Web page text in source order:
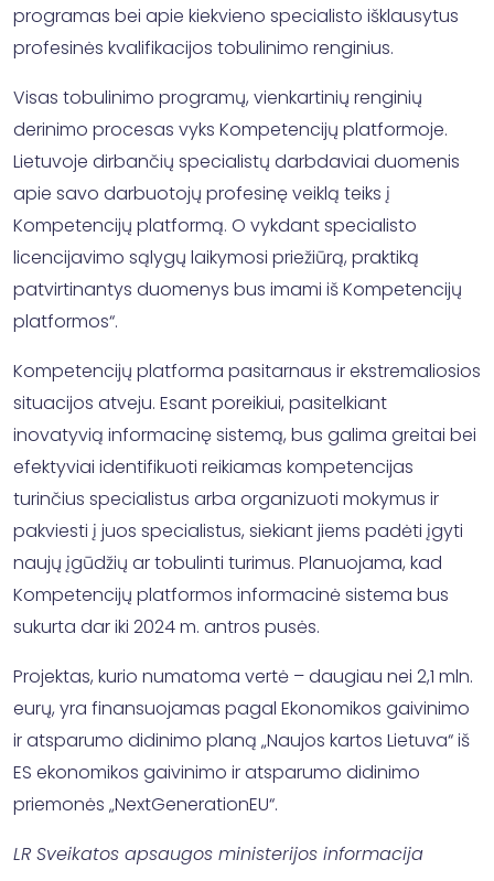
programas bei apie kiekvieno specialisto išklausytus
profesinės kvalifikacijos tobulinimo renginius.
Visas tobulinimo programų, vienkartinių renginių
derinimo procesas vyks Kompetencijų platformoje.
Lietuvoje dirbančių specialistų darbdaviai duomenis
apie savo darbuotojų profesinę veiklą teiks į
Kompetencijų platformą. O vykdant specialisto
licencijavimo sąlygų laikymosi priežiūrą, praktiką
patvirtinantys duomenys bus imami iš Kompetencijų
platformos“.
Kompetencijų platforma pasitarnaus ir ekstremaliosios
situacijos atveju. Esant poreikiui, pasitelkiant
inovatyvią informacinę sistemą, bus galima greitai bei
efektyviai identifikuoti reikiamas kompetencijas
turinčius specialistus arba organizuoti mokymus ir
pakviesti į juos specialistus, siekiant jiems padėti įgyti
naujų įgūdžių ar tobulinti turimus. Planuojama, kad
Kompetencijų platformos informacinė sistema bus
sukurta dar iki 2024 m. antros pusės.
Projektas, kurio numatoma vertė – daugiau nei 2,1 mln.
eurų, yra finansuojamas pagal Ekonomikos gaivinimo
ir atsparumo didinimo planą „Naujos kartos Lietuva“ iš
ES ekonomikos gaivinimo ir atsparumo didinimo
priemonės „NextGenerationEU“.
LR Sveikatos apsaugos ministerijos informacija